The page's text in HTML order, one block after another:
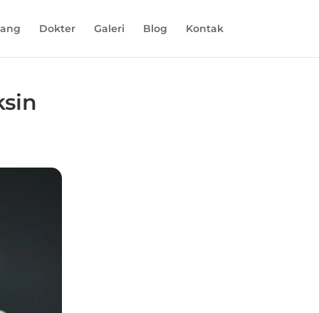
Dokter Galeri Blog Kontak